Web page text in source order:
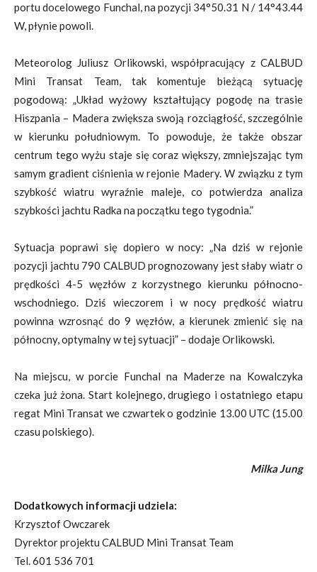
portu docelowego Funchal, na pozycji 34°50.31 N / 14°43.44
W, płynie powoli.
Meteorolog Juliusz Orlikowski, współpracujący z CALBUD
Mini Transat Team, tak komentuje bieżącą sytuację
pogodową: „Układ wyżowy kształtujący pogodę na trasie
Hiszpania – Madera zwiększa swoją rozciągłość, szczególnie
w kierunku południowym. To powoduje, że także obszar
centrum tego wyżu staje się coraz większy, zmniejszając tym
samym gradient ciśnienia w rejonie Madery. W związku z tym
szybkość wiatru wyraźnie maleje, co potwierdza analiza
szybkości jachtu Radka na początku tego tygodnia.”
Sytuacja poprawi się dopiero w nocy: „Na dziś w rejonie
pozycji jachtu 790 CALBUD prognozowany jest słaby wiatr o
prędkości 4-5 węzłów z korzystnego kierunku północno-
wschodniego. Dziś wieczorem i w nocy prędkość wiatru
powinna wzrosnąć do 9 węzłów, a kierunek zmienić się na
północny, optymalny w tej sytuacji” – dodaje Orlikowski.
Na miejscu, w porcie Funchal na Maderze na Kowalczyka
czeka już żona. Start kolejnego, drugiego i ostatniego etapu
regat Mini Transat we czwartek o godzinie 13.00 UTC (15.00
czasu polskiego).
Milka Jung
Dodatkowych informacji udziela:
Krzysztof Owczarek
Dyrektor projektu CALBUD Mini Transat Team
Tel. 601 536 701